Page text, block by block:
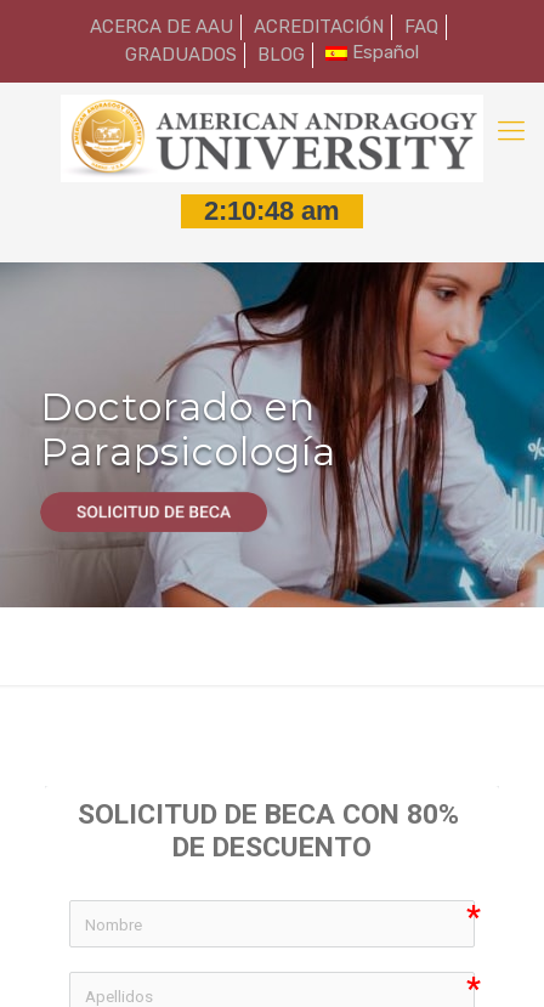
ACERCA DE AAU ACREDITACIÓN
FAQ
GRADUADOS
BLOG Español
Doctorado en
Parapsicología
SOLICITUD DE BECA CON 80%
DE DESCUENTO
icon-
icon-